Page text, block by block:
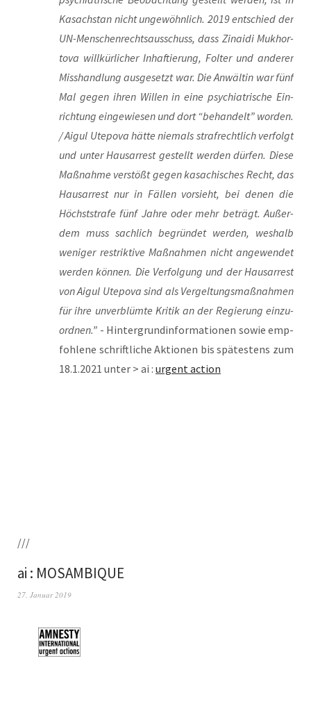
Kasach­stan nicht unge­wöhn­lich. 2019 ent­schied der
UN-Men­schen­rechts­aus­schuss, dass Zina­idi Muk­hor­
to­va will­kür­li­cher Inhaf­tie­rung, Fol­ter und ande­rer
Miss­hand­lung aus­ge­setzt war. Die Anwäl­tin war fünf
Mal gegen ihren Wil­len in eine psych­ia­tri­sche Ein­
rich­tung ein­ge­wie­sen und dort “behan­delt” wor­den.
/ Aigul Ute­po­va hät­te nie­mals straf­recht­lich ver­folgt
und unter Haus­ar­rest gestellt wer­den dür­fen. Die­se
Maß­nah­me ver­stößt gegen kasa­chi­sches Recht, das
Haus­ar­rest nur in Fäl­len vor­sieht, bei denen die
Höchst­stra­fe fünf Jah­re oder mehr beträgt. Außer­
dem muss sach­lich begrün­det wer­den, wes­halb
weni­ger restrik­ti­ve Maß­nah­men nicht ange­wen­det
wer­den kön­nen. Die Ver­fol­gung und der Haus­ar­rest
von Aigul Ute­po­va sind als Ver­gel­tungs­maß­nah­men
für ihre unver­blüm­te Kri­tik an der Regie­rung ein­zu­
ord­nen.” - Hin­ter­grund­in­for­ma­tio­nen sowie emp­
foh­le­ne schrift­li­che Aktio­nen bis spä­tes­tens zum
18.1.2021 unter > ai : urgent action
///
ai : MOSAMBIQUE
27. Januar 2019